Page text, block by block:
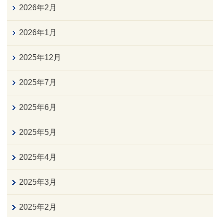
2026年2月
2026年1月
2025年12月
2025年7月
2025年6月
2025年5月
2025年4月
2025年3月
2025年2月